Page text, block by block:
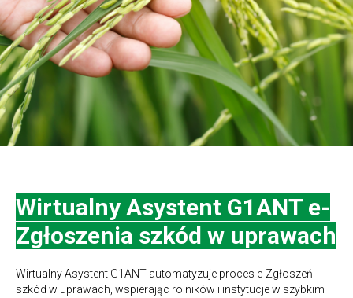
Wirtualny Asystent G1ANT e-
Zgłoszenia szkód w uprawach
Wirtualny Asystent G1ANT automatyzuje proces e-Zgłoszeń
szkód w uprawach, wspierając rolników i instytucje w szybkim